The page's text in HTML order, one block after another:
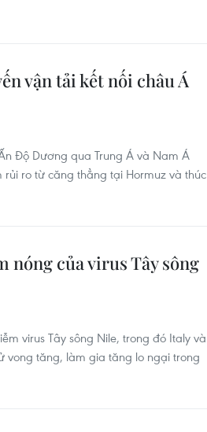
vận tải kết nối châu Á
Độ Dương qua Trung Á và Nam Á
ro từ căng thẳng tại Hormuz và thúc
nóng của virus Tây sông
virus Tây sông Nile, trong đó Italy và
vong tăng, làm gia tăng lo ngại trong